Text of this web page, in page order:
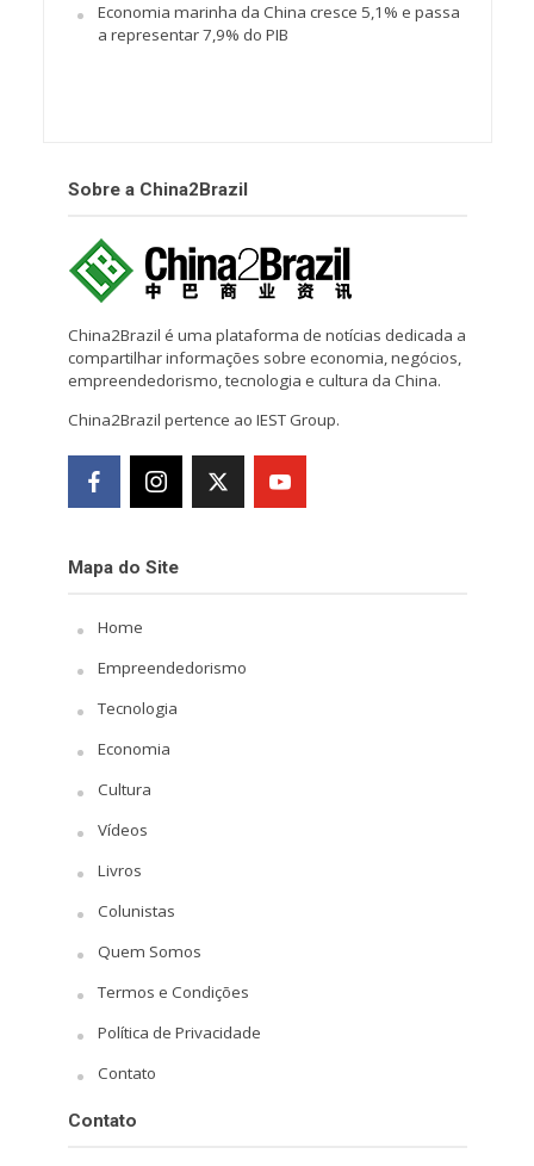
Economia marinha da China cresce 5,1% e passa
a representar 7,9% do PIB
Sobre a China2Brazil
China2Brazil é uma plataforma de notícias dedicada a
compartilhar informações sobre economia, negócios,
empreendedorismo, tecnologia e cultura da China.
China2Brazil pertence ao IEST Group.
Mapa do Site
Home
Empreendedorismo
Tecnologia
Economia
Cultura
Vídeos
Livros
Colunistas
Quem Somos
Termos e Condições
Política de Privacidade
Contato
Contato